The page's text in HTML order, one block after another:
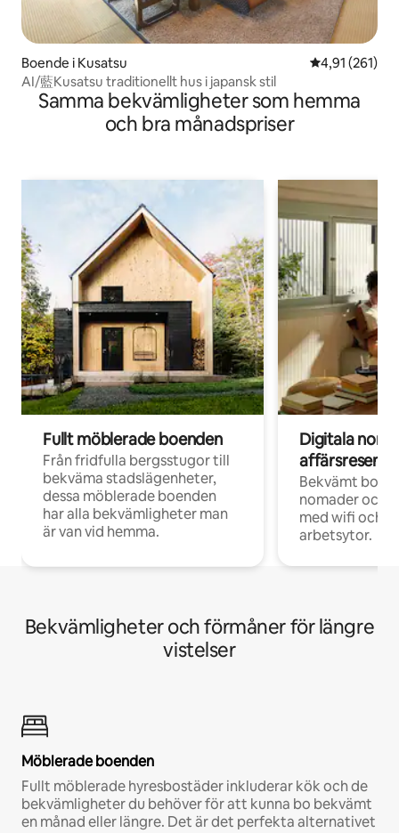
Boende i Kusatsu 4,91 av 5 i
4,91 (261)
AI/藍Kusatsu traditionellt hus i japansk stil
Samma bekvämligheter som hemma
och bra månadspriser
Fullt möblerade boenden
Från fridfulla bergsstugor till
bekväma stadslägenheter,
dessa möblerade boenden
har alla bekvämligheter man
är van vid hemma.
Digitala
Bekvämt
nomader och
med wifi och
arbetsytor.
Bekvämligheter och förmåner för längre
vistelser
Möblerade boenden
Fullt möblerade hyresbostäder inkluderar kök och de
bekvämligheter du behöver för att kunna bo bekvämt
en månad eller längre. Det är det perfekta alternativet